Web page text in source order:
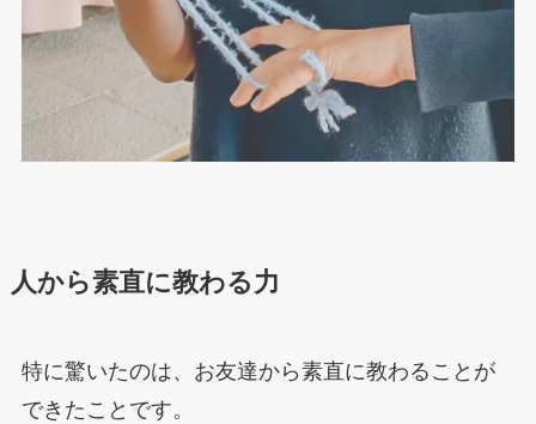
人から素直に教わる力
特に驚いたのは、お友達から素直に教わることが
できたことです。